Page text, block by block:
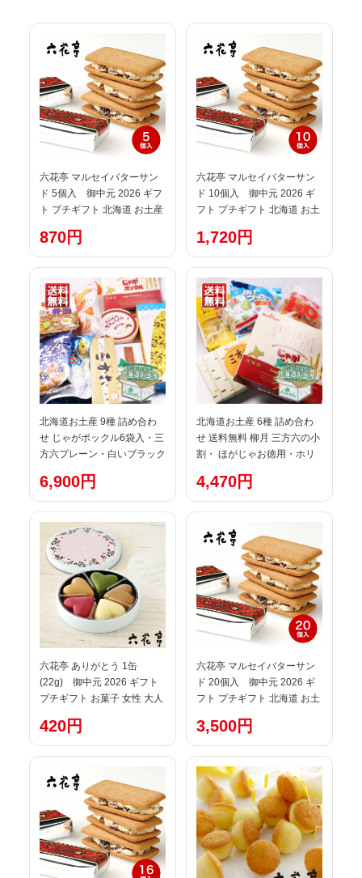
六花亭 マルセイバターサン
ド 5個入 御中元 2026 ギフ
ト プチギフト 北海道 お土産
茶請け サンドクッキー 帯広
土産 お菓子 洋菓子 誕生日 内
お礼 お返し 御供 感謝 有名
定番
870円
六花亭 マルセイバターサン
ド 10個入 御中元 2026 ギ
フト プチギフト 北海道 お土
お茶請け サンドクッキー 帯
広 土産 お菓子 洋菓子 誕生日
勤 お礼 お返し 御供 感謝 有
名 定番
1,720円
北海道お土産 9種 詰め合わ
せ じゃがポックル6袋入・三
方六プレーン・白いブラック
サンド5個入・Oh! 焼きとう
きび(小)・ホリ 夕張メロンピ
ツク塩ラーメン・やきそば弁
当・花畑 生キャラメル 母の
日 父の日
6,900円
北海道お土産 6種 詰め合わ
せ 送料無料 柳月 三方六の小
割・ ほがじゃお徳用・ホリ
ストロベリーチョコ(袋)・白
いブラックサンダー(袋)・じ
セット ギフト 個包装 人気 父
の日 母の日 贈り物 2026
4,470円
六花亭 ありがとう 1缶
(22g) 御中元 2026 ギフト
プチギフト お菓子 女性 大人
ち 退職 卒業 卒園 送別会 挨
拶 転勤 お礼 お返し 帯広 誕
名 ばらまき
420円
六花亭 マルセイバターサン
ド 20個入 御中元 2026 ギ
フト プチギフト 北海道 お土
お茶請け サンドクッキー 帯
広 お菓子 洋菓子 誕生日 内祝
お礼 お返し 御供 感謝 有名
定番
3,500円